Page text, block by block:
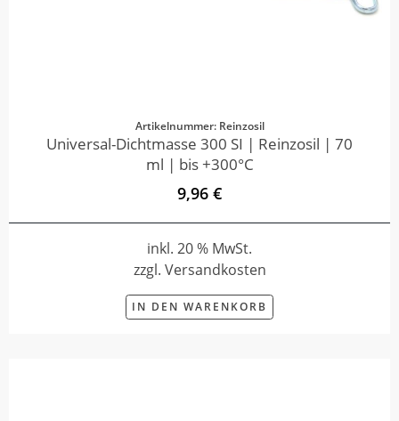
Artikelnummer: Reinzosil
Universal-Dichtmasse 300 SI | Reinzosil | 70
ml | bis +300°C
9,96 €
inkl. 20 % MwSt.
zzgl. Versandkosten
IN DEN WARENKORB